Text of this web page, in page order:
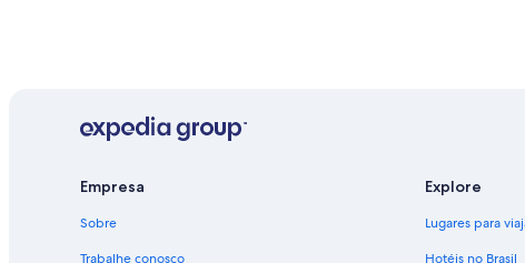
Empresa
Sobre
Trabalhe conosco
Explore
Lugares para
Hotéis no Brasil